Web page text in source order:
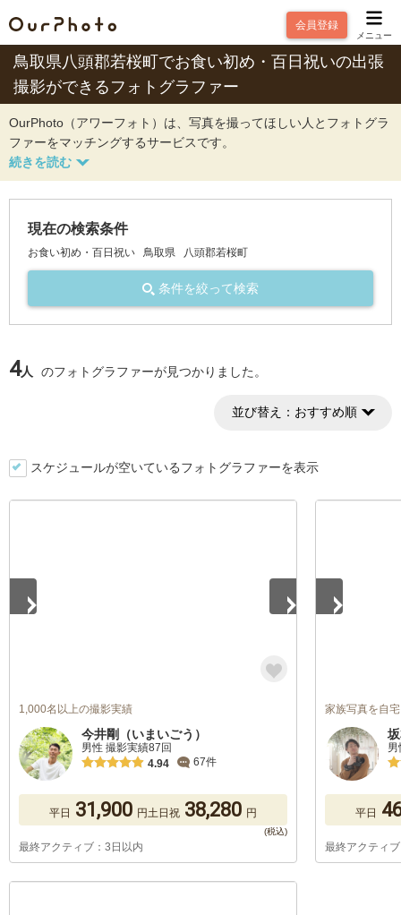
会員登録
メニュー
鳥取県八頭郡若桜町でお食い初め・百日祝いの出張
撮影ができるフォトグラファー
OurPhoto（アワーフォト）は、写真を撮ってほしい人とフォトグラ
ファーをマッチングするサービスです。
現在の検索条件
お食い初め・百日祝い 鳥取県 八頭郡若桜町
条件を絞って検索
4人 のフォトグラファーが見つかりました。
並び替え： おすすめ順
スケジュールが空いているフォトグラファーを表示
1,000名以上の撮影実績
今井剛（いまいごう）
男性 撮影実績87回
4.94
67件
平日 31,900 円土日祝 38,280 円
最終アクティブ：3日以内
家族写真を自
男
平日
最終アクティ